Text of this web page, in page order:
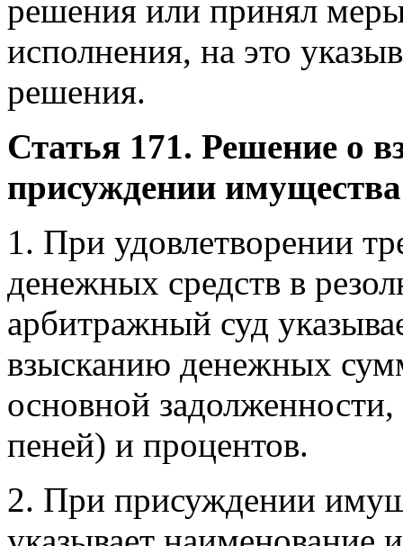
решения или принял
исполнения, на это
решения.
Статья 171. Решение о
присуждении имущества
1. При удовлетворении
денежных средств в
арбитражный суд
взысканию денежных
основной
пеней) и процентов.
2. При присуждении